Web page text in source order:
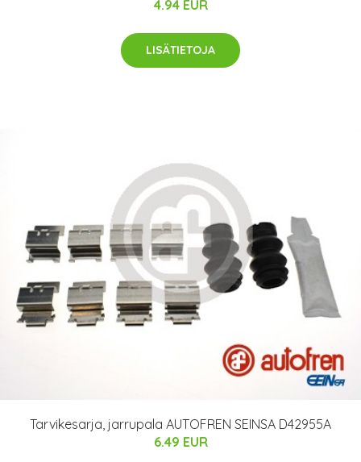
4.94 EUR
LISÄTIETOJA
Tarvikesarja, jarrupala AUTOFREN SEINSA D42955A
6.49 EUR